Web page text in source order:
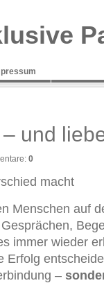
und
0
macht
Menschen auf
immer wieder
Erfolg
–